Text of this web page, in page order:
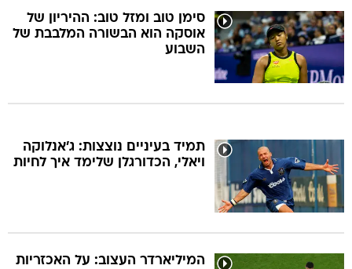
סימן טוב ומזל טוב: ההיריון של
אוסקה הוא הבשורה המלבבת של
השבוע
תמיד בעיניים נוצצות: ג'אנלוקה
ויאלי, הכדורגלן שלימד איך לחיות
המיליארדר העצוב: על האכזריות